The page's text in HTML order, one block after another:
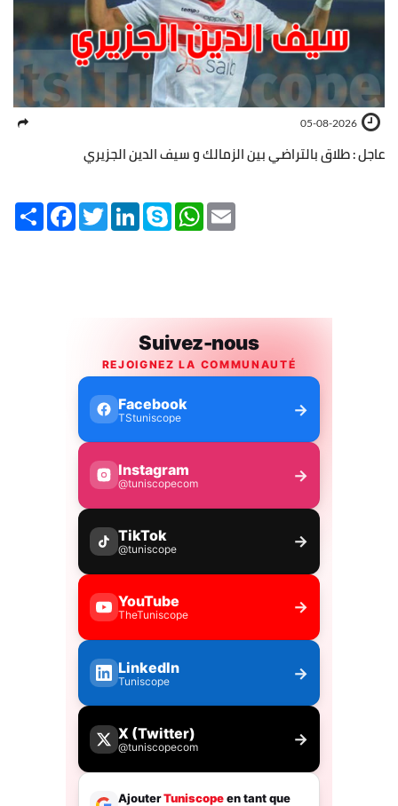
05-08-2026
عاجل : طلاق بالتراضي بين الزمالك و سيف الدين الجزيري
Share FacebookTwitterLinkedInSkype WhatsApp